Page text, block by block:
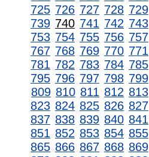
725 726 727 728 729
739 740 741 742 743
753 754 755 756 757
767 768 769 770 771
781 782 783 784 785
795 796 797 798 799
809 810 811 812 813
823 824 825 826 827
837 838 839 840 841
851 852 853 854 855
865 866 867 868 869